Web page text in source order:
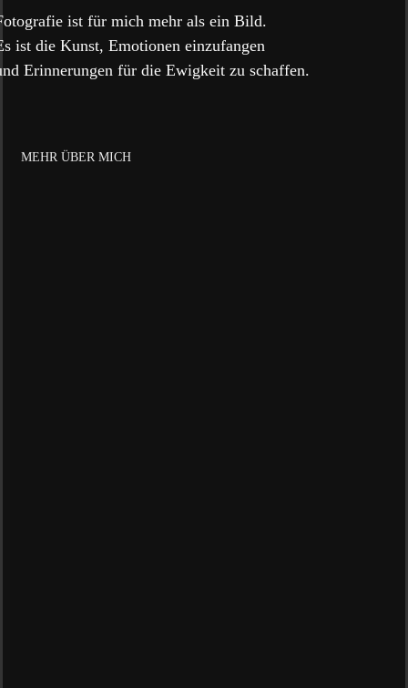
ist für mich mehr als ein Bild.
ist die Kunst, Emo­tio­nen einzufangen
Erin­ne­run­gen für die Ewig­keit zu schaffen.
MEHR ÜBER MICH